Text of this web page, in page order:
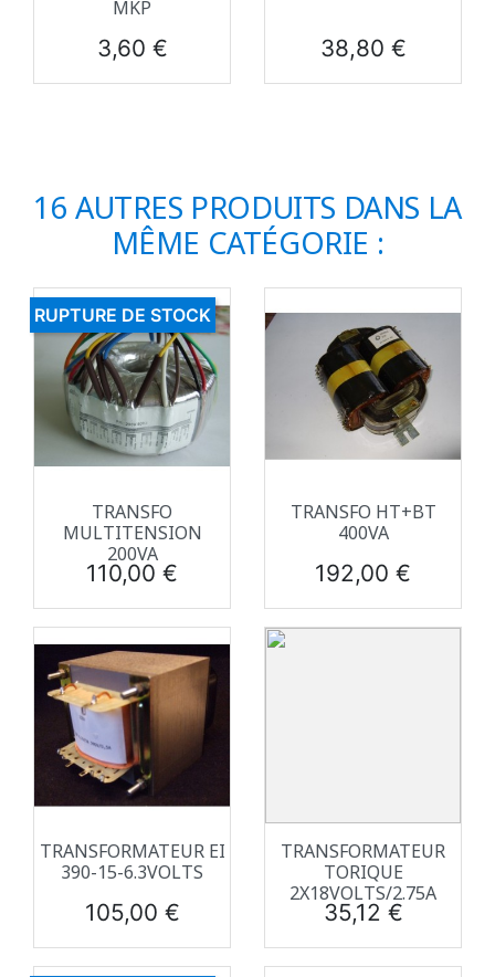
MKP
Prix
3,60 € Prix
38,80 €
16 AUTRES PRODUITS DANS LA
MÊME CATÉGORIE :
TRANSFO
MULTITENSION
200VA
Prix
110,00 €
RUPTURE DE STOCK
TRANSFO HT+BT
400VA
Prix
192,00 €
TRANSFORMATEUR EI
390-15-6.3VOLTS
Prix
105,00 €
TRANSFORMATEUR
TORIQUE
2X18VOLTS/2.75A
Prix
35,12 €